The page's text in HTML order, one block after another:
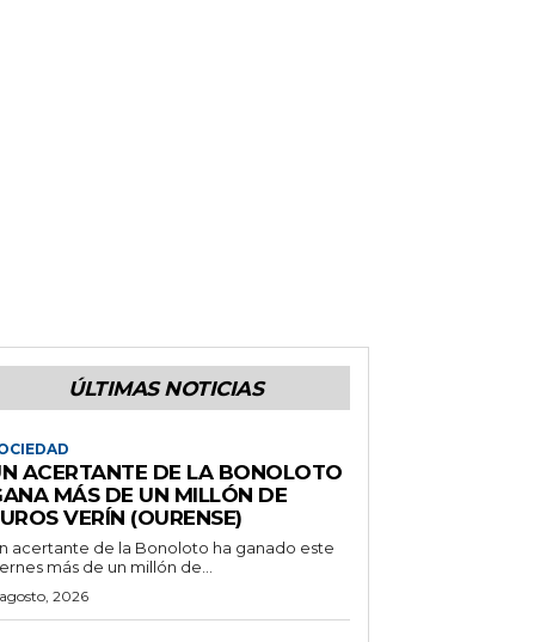
ÚLTIMAS NOTICIAS
ACERTANTE DE LA BONOLOTO
MÁS DE UN MILLÓN DE
VERÍN (OURENSE)
acertante de la Bonoloto ha ganado este
más de un millón de...
2026